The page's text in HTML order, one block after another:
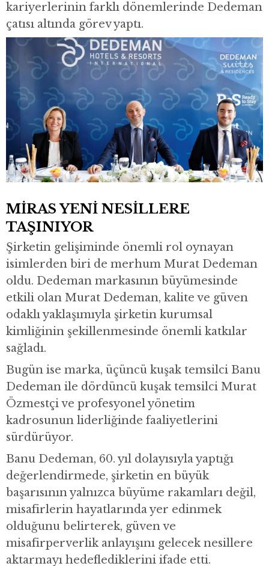
kariyerlerinin farklı dönemlerinde Dedeman
çatısı altında görev yaptı.
MİRAS YENİ NESİLLERE
TAŞINIYOR
Şirketin gelişiminde önemli rol oynayan
isimlerden biri de merhum Murat Dedeman
oldu. Dedeman markasının büyümesinde
etkili olan Murat Dedeman, kalite ve güven
odaklı yaklaşımıyla şirketin kurumsal
kimliğinin şekillenmesinde önemli katkılar
sağladı.
Bugün ise marka, üçüncü kuşak temsilci Banu
Dedeman ile dördüncü kuşak temsilci Murat
Özmestçi ve profesyonel yönetim
kadrosunun liderliğinde faaliyetlerini
sürdürüyor.
Banu Dedeman, 60. yıl dolayısıyla yaptığı
değerlendirmede, şirketin en büyük
başarısının yalnızca büyüme rakamları değil,
misafirlerin hayatlarında yer edinmek
olduğunu belirterek, güven ve
misafirperverlik anlayışını gelecek nesillere
aktarmayı hedeflediklerini ifade etti.